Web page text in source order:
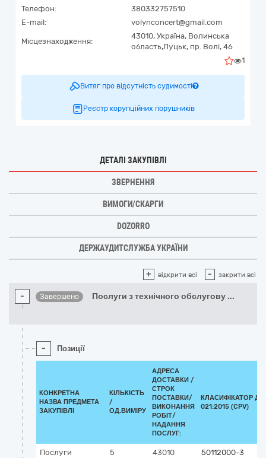
Телефон:
380332757510
E-mail:
volynconcert@gmail.com
Місцезнаходження:
43010, Україна, Волинська
область,Луцьк, пр. Волі, 46
1
Витяг про відсутність судимості
Реєстр корупційних порушників
ДЕТАЛІ ЗАКУПІВЛІ
ЗВЕРНЕННЯ
ВИМОГИ/СКАРГИ
DOZORRO
ДЕРЖАУДИТСЛУЖБА УКРАЇНИ
+ відкрити всі - закрити всі
- Завершено Послуги з технічного обслугову ...
- Позиції
КОНКРЕТНА
НАЗВА ПРЕДМЕТА
ЗАКУПІВЛІ
КІЛЬКІСТЬ
/
ОД.ВИМІРУ
АДРЕСА
ДОСТАВКИ /
СТРОК
ПОСТАВКИ/
ВИКОНАННЯ
РОБІТ/
НАДАННЯ
ПОСЛУГ:
КЛАСИФІКАТОР ДК
021:2015 (CPV)
Послуги
5
43010
50112000-3